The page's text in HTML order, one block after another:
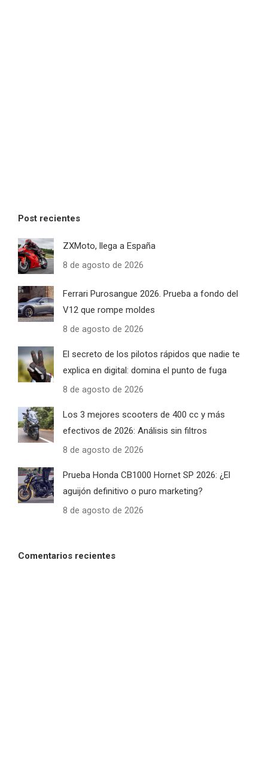
Post recientes
ZXMoto, llega a España
8 de agosto de 2026
Ferrari Purosangue 2026. Prueba a fondo del
V12 que rompe moldes
8 de agosto de 2026
El secreto de los pilotos rápidos que nadie te
explica en digital: domina el punto de fuga
8 de agosto de 2026
Los 3 mejores scooters de 400 cc y más
efectivos de 2026: Análisis sin filtros
8 de agosto de 2026
Prueba Honda CB1000 Hornet SP 2026: ¿El
aguijón definitivo o puro marketing?
8 de agosto de 2026
Comentarios recientes